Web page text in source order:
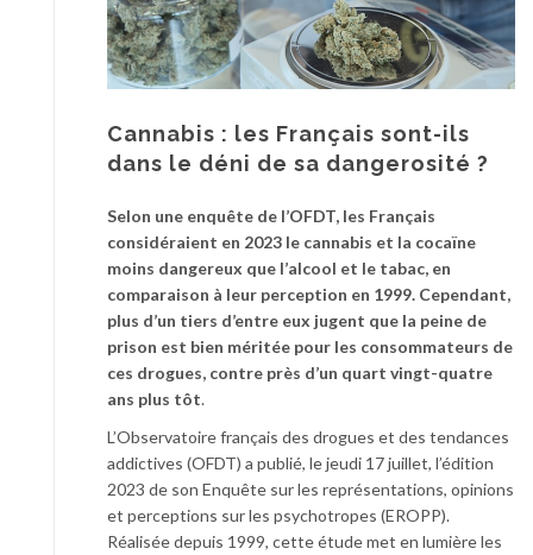
Cannabis : les Français sont-ils
dans le déni de sa dangerosité ?
Selon une enquête de l’OFDT, les Français
considéraient en 2023 le cannabis et la cocaïne
moins dangereux que l’alcool et le tabac, en
comparaison à leur perception en 1999. Cependant,
plus d’un tiers d’entre eux jugent que la peine de
prison est bien méritée pour les consommateurs de
ces drogues, contre près d’un quart vingt-quatre
ans plus tôt.
L’Observatoire français des drogues et des tendances
addictives (OFDT) a publié, le jeudi 17 juillet, l’édition
2023 de son Enquête sur les représentations, opinions
et perceptions sur les psychotropes (EROPP).
Réalisée depuis 1999, cette étude met en lumière les